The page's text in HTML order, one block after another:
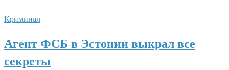
Криминал
Агент ФСБ в Эстонии выкрал все
секреты